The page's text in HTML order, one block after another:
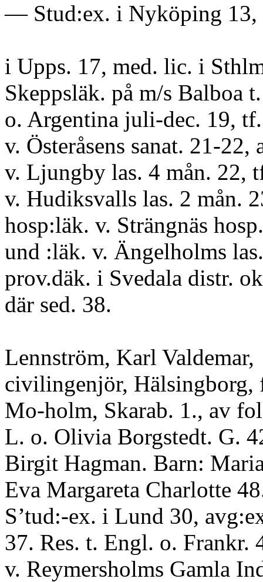
— Stud:ex. i Nyköping 13,
i Upps. 17, med. lic. i
Skeppsläk. på m/s Balboa
o. Argentina juli-dec. 19,
v. Österåsens sanat. 21-22,
v. Ljungby las. 4 mån. 22,
v. Hudiksvalls las. 2 mån.
hosp:läk. v. Strängnäs
und :läk. v. Ängelholms
prov.däk. i Svedala distr.
där sed. 38.
Lennström, Karl Valdemar,
civilingenjör, Hälsingborg,
Mo-holm, Skarab. 1., av
L. o. Olivia Borgstedt. G.
Birgit Hagman. Barn:
Eva Margareta Charlotte
S’tud:-ex. i Lund 30,
37. Res. t. Engl. o. Frankr.
v. Reymersholms Gamla